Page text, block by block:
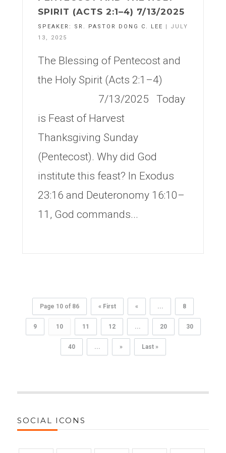
SPIRIT (ACTS 2:1–4) 7/13/2025
SPEAKER: SR. PASTOR DONG C. LEE
| JULY
13, 2025
The Blessing of Pentecost and
the Holy Spirit (Acts 2:1–4)
7/13/2025 Today
is Feast of Harvest
Thanksgiving Sunday
(Pentecost). Why did God
institute this feast? In Exodus
23:16 and Deuteronomy 16:10–
11, God commands...
Page 10 of 86 « First « ... 8
9 10 11 12 ... 20 30
40 ... » Last »
SOCIAL ICONS